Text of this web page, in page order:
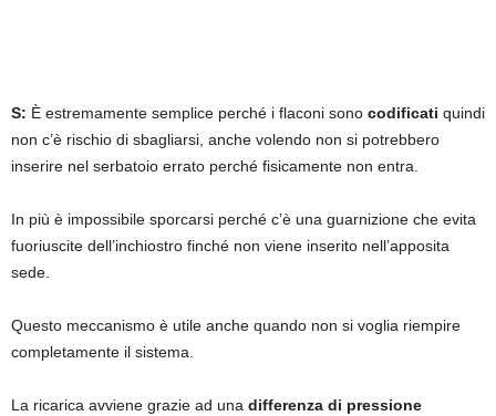
S: È estremamente semplice perché i flaconi sono codificati quindi
non c’è rischio di sbagliarsi, anche volendo non si potrebbero
inserire nel serbatoio errato perché fisicamente non entra.
In più è impossibile sporcarsi perché c’è una guarnizione che evita
fuoriuscite dell’inchiostro finché non viene inserito nell’apposita
sede.
Questo meccanismo è utile anche quando non si voglia riempire
completamente il sistema.
La ricarica avviene grazie ad una differenza di pressione